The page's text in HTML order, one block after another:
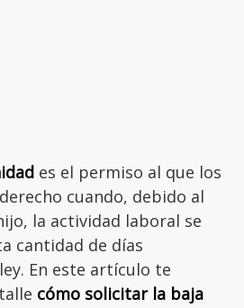
es el permiso al que los
cuando, debido al
la actividad laboral se
cantidad de días
En este artículo te
cómo solicitar la baja